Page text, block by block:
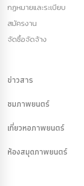
กฏหมายและระเบียบ
สมัครงาน
จัดซื้อจัดจ้าง
ข่าวสาร
ชมภาพยนตร์
เที่ยวหอภาพยนตร์
ห้องสมุดภาพยนตร์